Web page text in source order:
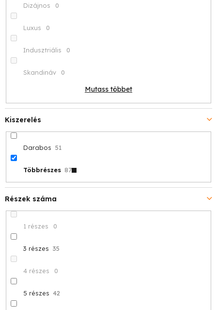
Dizájnos 0
Luxus 0
Indusztriális 0
Skandináv 0
Mutass többet
Kiszerelés
Darabos 51
Többrészes 87
Részek száma
1 részes 0
3 részes 35
4 részes 0
5 részes 42